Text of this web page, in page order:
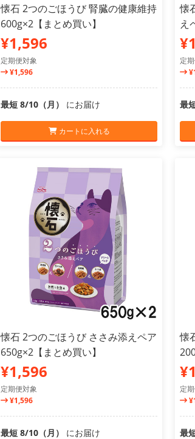
懐石 2つのごほうび 腎臓の健康維持
600g×2【まとめ買い】
¥1,596
定期便対象
¥1,596
最短 8/10（月） にお届け
カートに入れる
懐
え
定
最
懐石 2つのごほうび ささみ添えペア
650g×2【まとめ買い】
¥1,596
定期便対象
¥1,596
最短 8/10（月） にお届け
懐
定
最